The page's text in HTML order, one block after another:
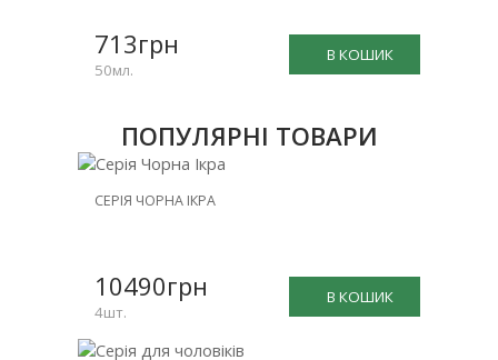
В КОШИК
713грн
50мл.
ПОПУЛЯРНІ ТОВАРИ
НОВИНКА
-25%
СЕРІЯ ЧОРНА ІКРА
В КОШИК
10490грн
4шт.